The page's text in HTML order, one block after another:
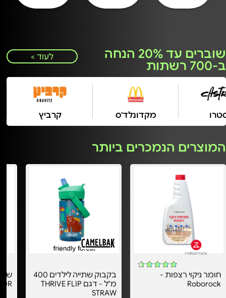
שוברים עד 20% הנחה
ב-700 רשתות
לעוד >
מקדונלד'ס
המוצרים הנמכרים ביותר
חומר ניקוי רצפות -
Roborock
בקבוק שתייה לילדים 400
מ"ל - דגם THRIVE FLIP
STRAW